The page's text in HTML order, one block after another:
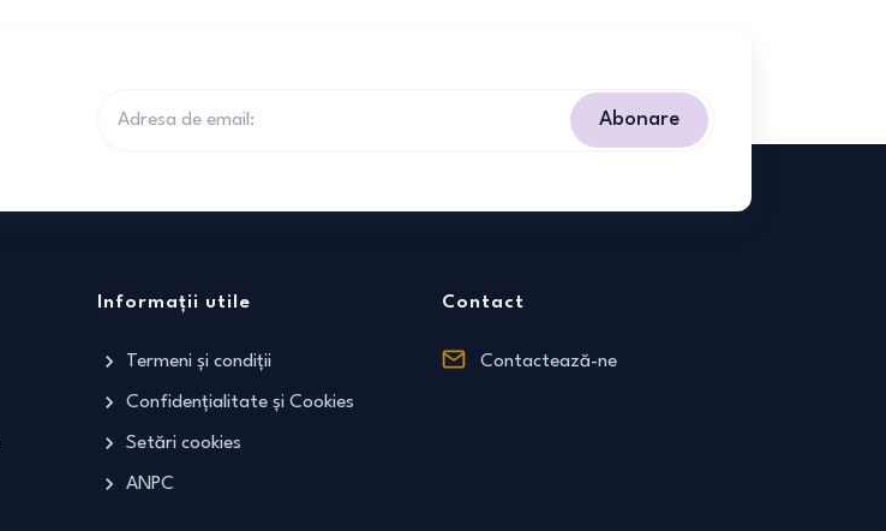
Abonare
Informații utile
Termeni și condiții
Confidențialitate și Cookies
Setări cookies
ANPC
Contact
Contactează-ne